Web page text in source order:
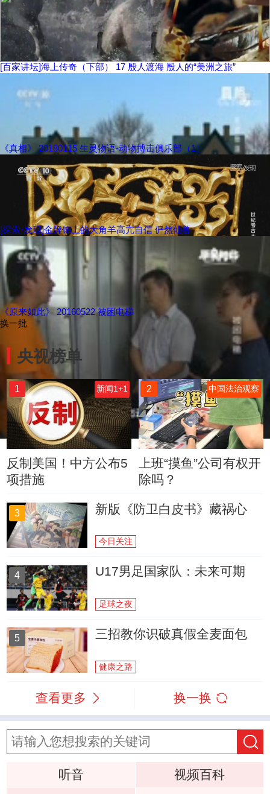
[百家讲坛]海上传奇（下部） 17 殷人渡海 殷人的“美洲之旅”
《真相》 20180115 生灵物语-动物搏击俱乐部（1）
[探索·发现]金牌饰上的大角羊高亢自信 俨然仙兽
《原来如此》 20160522 被困电梯
换一批
央视榜单
1 新闻1+1
反制美国！中方公布5
项措施
2 中国法治观察
上班“摸鱼”公司有权开
除吗？
3 新版《防卫白皮书》藏祸心
今日关注
4 U17男足国家队：未来可期
足球之夜
5 三招教你识破真假全麦面包
健康之路
查看更多 换一换
听音
视频百科